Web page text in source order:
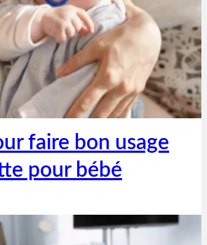
faire bon usage
pour bébé